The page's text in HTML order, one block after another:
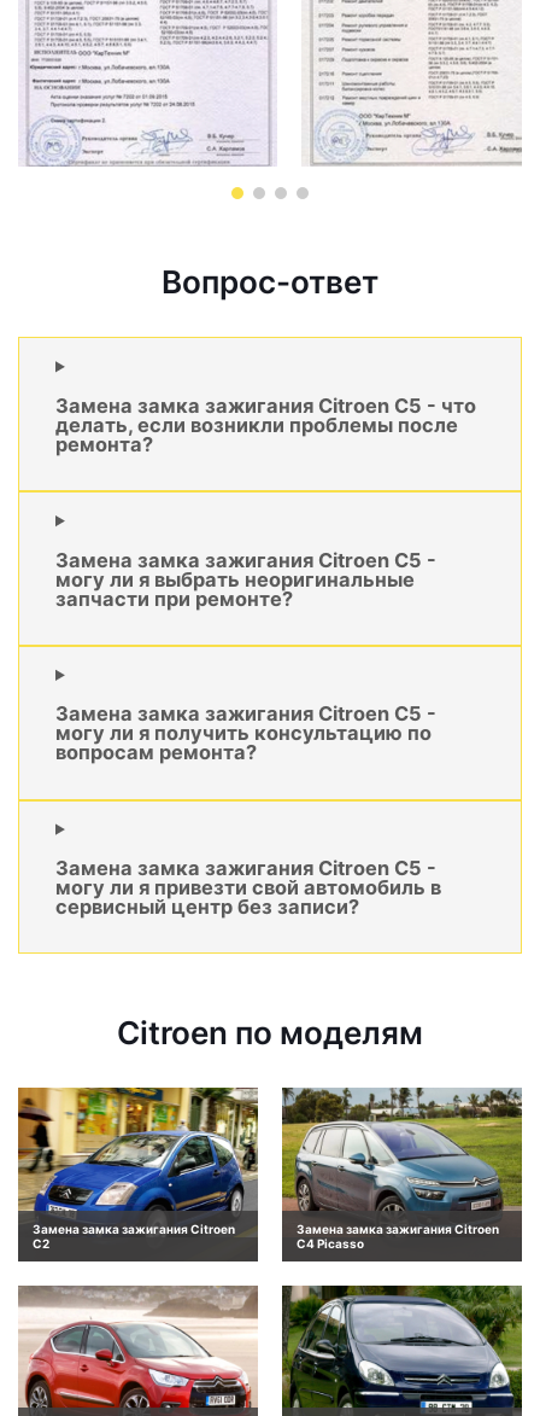
Вопрос-ответ
Замена замка зажигания Citroen C5 - что
делать, если возникли проблемы после
ремонта?
Замена замка зажигания Citroen C5 -
могу ли я выбрать неоригинальные
запчасти при ремонте?
Замена замка зажигания Citroen C5 -
могу ли я получить консультацию по
вопросам ремонта?
Замена замка зажигания Citroen C5 -
могу ли я привезти свой автомобиль в
сервисный центр без записи?
Citroen по моделям
Замена замка зажигания Citroen
C2
Замена замка зажигания Citroen
C4 Picasso